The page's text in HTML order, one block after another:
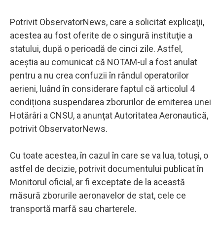
Potrivit ObservatorNews, care a solicitat explicaţii,
acestea au fost oferite de o singură instituţie a
statului, după o perioadă de cinci zile. Astfel,
aceștia au comunicat că NOTAM-ul a fost anulat
pentru a nu crea confuzii în rândul operatorilor
aerieni, luând în considerare faptul că articolul 4
condiționa suspendarea zborurilor de emiterea unei
Hotărâri a CNSU, a anunţat Autoritatea Aeronautică,
potrivit ObservatorNews.
Cu toate acestea, în cazul în care se va lua, totuşi, o
astfel de decizie, potrivit documentului publicat în
Monitorul oficial, ar fi exceptate de la această
măsură zborurile aeronavelor de stat, cele ce
transportă marfă sau charterele.